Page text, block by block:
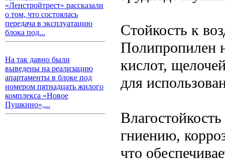
«Ленстройтрест» рассказали
о том, что состоялась
передача в эксплуатацию
блока под...
На так давно были
выведены на реализацию
апартаменты в блоке под
номером пятнадцать жилого
комплекса «Новое
Пушкино»,...
Стойкость к
Полипропилен
кислот,
для
гниению,
что